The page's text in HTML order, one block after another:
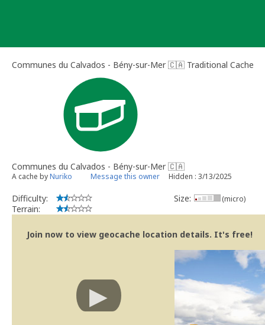
Communes du Calvados - Bény-sur-Mer 🇨🇦 Traditional Cache
Communes du Calvados - Bény-sur-Mer 🇨🇦
A cache byNuriko Message this owner Hidden : 3/13/2025
Difficulty:
Terrain:
Size: (micro)
Join now to view geocache location details. It's free!